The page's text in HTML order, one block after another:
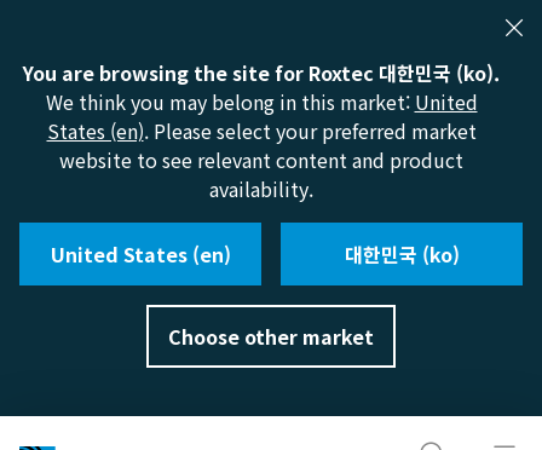
You are browsing the site for Roxtec 대한민국 (ko).
We think you may belong in this market: United
States (en). Please select your preferred market
website to see relevant content and product
availability.
United States (en) 대한민국 (ko)
Choose other market